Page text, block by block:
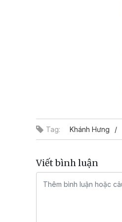
Tag: Khánh Hưng
Viết bình luận